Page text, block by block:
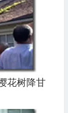
花树降甘